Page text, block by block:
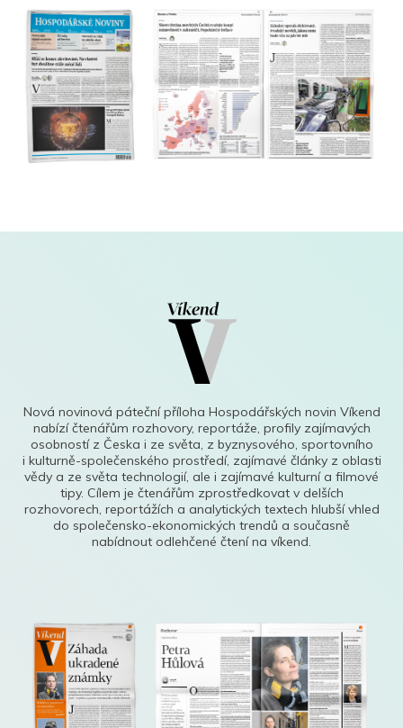
Nová novinová páteční příloha Hospodářských novin Víkend
nabízí čtenářům rozhovory, reportáže, profily zajímavých
osobností z Česka i ze světa, z byznysového, sportovního
i kulturně-společenského prostředí, zajímavé články z oblasti
vědy a ze světa technologií, ale i zajímavé kulturní a filmové
tipy. Cílem je čtenářům zprostředkovat v delších
rozhovorech, reportážích a analytických textech hlubší vhled
do společensko-ekonomických trendů a současně
nabídnout odlehčené čtení na víkend.